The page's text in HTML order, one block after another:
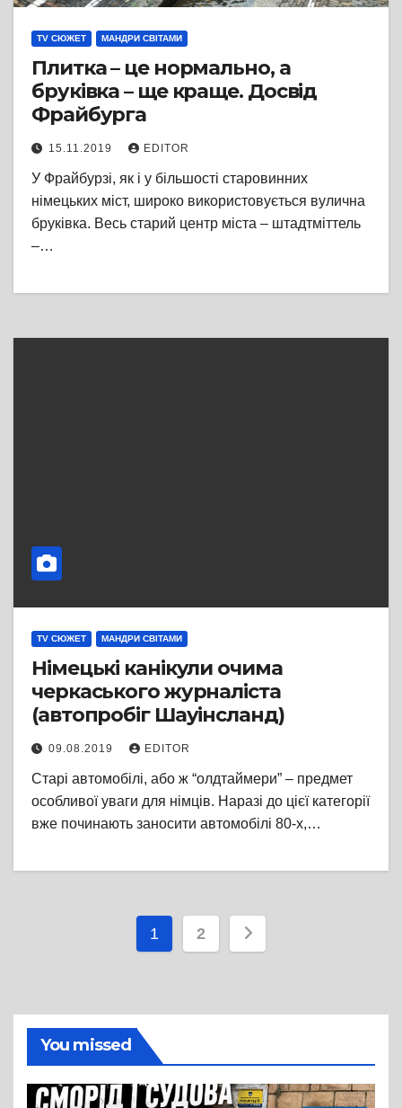
TV СЮЖЕТ МАНДРИ СВІТАМИ
Плитка – це нормально, а
бруківка – ще краще. Досвід
Фрайбурга
15.11.2019 EDITOR
У Фрайбурзі, як і у більшості старовинних
німецьких міст, широко використовується вулична
бруківка. Весь старий центр міста – штадтміттель
–…
TV СЮЖЕТ МАНДРИ СВІТАМИ
Німецькі канікули очима
черкаського журналіста
(автопробіг Шауінсланд)
09.08.2019 EDITOR
Старі автомобілі, або ж “олдтаймери” – предмет
особливої уваги для німців. Наразі до цієї категорії
вже починають заносити автомобілі 80-х,…
Пагінація
1 2
You missed